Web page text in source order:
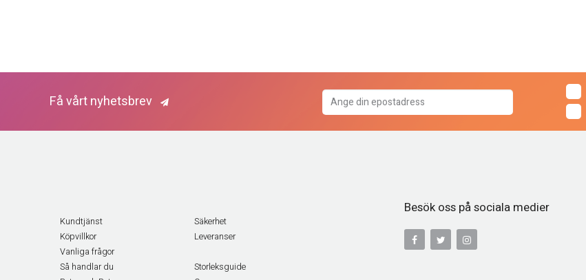
Få vårt nyhetsbrev
Kundtjänst
Säkerhet
Köpvillkor
Leveranser
Vanliga frågor
Så handlar du
Storleksguide
Besök oss på sociala medier